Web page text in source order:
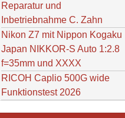
Reparatur und
Inbetriebnahme C. Zahn
Nikon Z7 mit Nippon Kogaku
Japan NIKKOR-S Auto 1:2.8
f=35mm und XXXX
RICOH Caplio 500G wide
Funktionstest 2026